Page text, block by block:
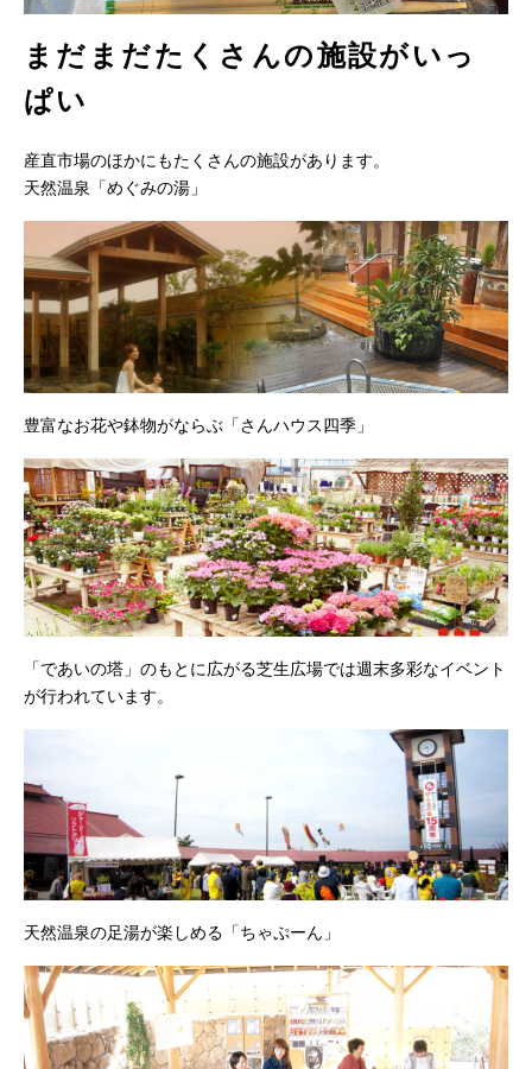
まだまだたくさんの施設がいっ
ぱい
産直市場のほかにもたくさんの施設があります。
天然温泉「めぐみの湯」
豊富なお花や鉢物がならぶ「さんハウス四季」
「であいの塔」のもとに広がる芝生広場では週末多彩なイベント
が行われています。
天然温泉の足湯が楽しめる「ちゃぷーん」